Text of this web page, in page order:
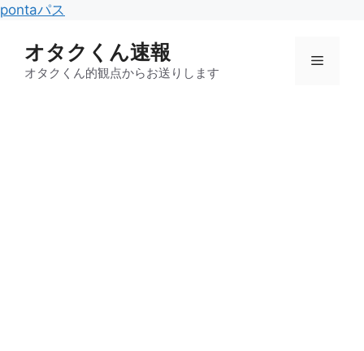
pontaパス
テ
ン
オタクくん速報
オタクくん的観点からお送りします
メ